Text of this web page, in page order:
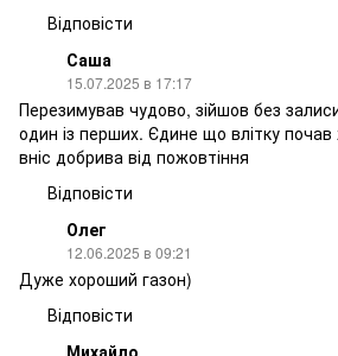
Відповісти
Саша
15.07.2025 в 17:17
Перезимував чудово, зійшов без
один із перших. Єдине що влітку почав
вніс добрива від пожовтіння
Відповісти
Олег
12.06.2025 в 09:21
Дуже хороший газон)
Відповісти
Михайло